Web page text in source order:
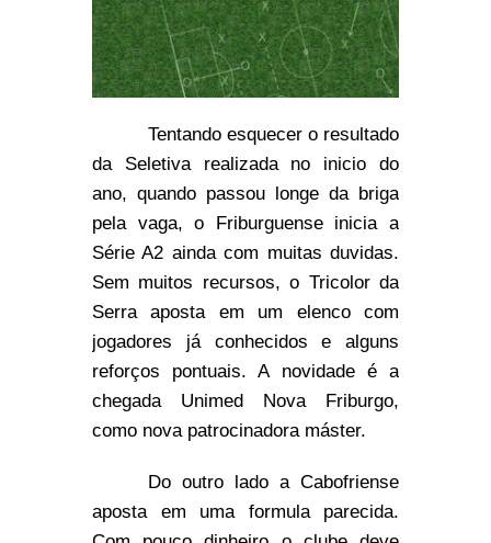
Tentando esquecer o resultado
da Seletiva realizada no inicio do
ano, quando passou longe da briga
pela vaga, o Friburguense inicia a
Série A2 ainda com muitas duvidas.
Sem muitos recursos, o Tricolor da
Serra aposta em um elenco com
jogadores já conhecidos e alguns
reforços pontuais. A novidade é a
chegada Unimed Nova Friburgo,
como nova patrocinadora máster.
Do outro lado a Cabofriense
aposta em uma formula parecida.